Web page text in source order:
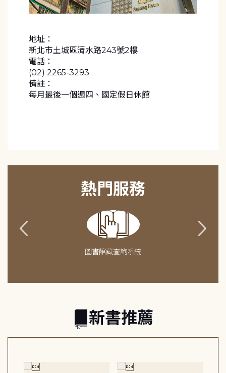
地址：
新北市土城區清水路243號2樓
電話：
(02) 2265-3293
備註：
每月最後一個週四、國定假日休館
熱門服務
圖書館藏查詢系統
新書推薦